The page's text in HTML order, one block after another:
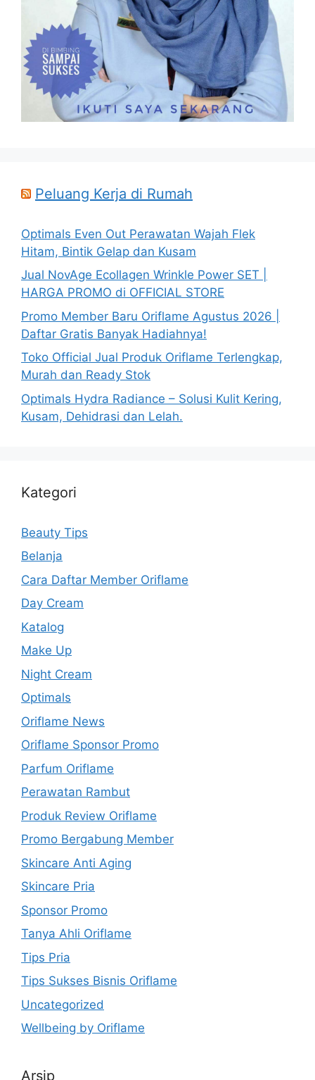
Peluang Kerja di Rumah
Optimals Even Out Perawatan Wajah Flek
Hitam, Bintik Gelap dan Kusam
Jual NovAge Ecollagen Wrinkle Power SET |
HARGA PROMO di OFFICIAL STORE
Promo Member Baru Oriflame Agustus 2026 |
Daftar Gratis Banyak Hadiahnya!
Toko Official Jual Produk Oriflame Terlengkap,
Murah dan Ready Stok
Optimals Hydra Radiance – Solusi Kulit Kering,
Kusam, Dehidrasi dan Lelah.
Kategori
Beauty Tips
Belanja
Cara Daftar Member Oriflame
Day Cream
Katalog
Make Up
Night Cream
Optimals
Oriflame News
Oriflame Sponsor Promo
Parfum Oriflame
Perawatan Rambut
Produk Review Oriflame
Promo Bergabung Member
Skincare Anti Aging
Skincare Pria
Sponsor Promo
Tanya Ahli Oriflame
Tips Pria
Tips Sukses Bisnis Oriflame
Uncategorized
Wellbeing by Oriflame
Arsip